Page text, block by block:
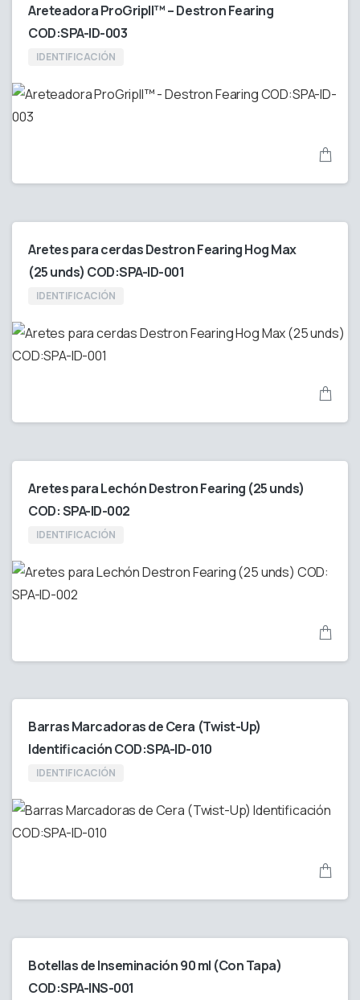
Areteadora ProGripII™ – Destron Fearing
COD:SPA-ID-003
IDENTIFICACIÓN
Aretes para cerdas Destron Fearing Hog Max
(25 unds) COD:SPA-ID-001
IDENTIFICACIÓN
Aretes para Lechón Destron Fearing (25 unds)
COD: SPA-ID-002
IDENTIFICACIÓN
Barras Marcadoras de Cera (Twist-Up)
Identificación COD:SPA-ID-010
IDENTIFICACIÓN
Botellas de Inseminación 90 ml (Con Tapa)
COD:SPA-INS-001